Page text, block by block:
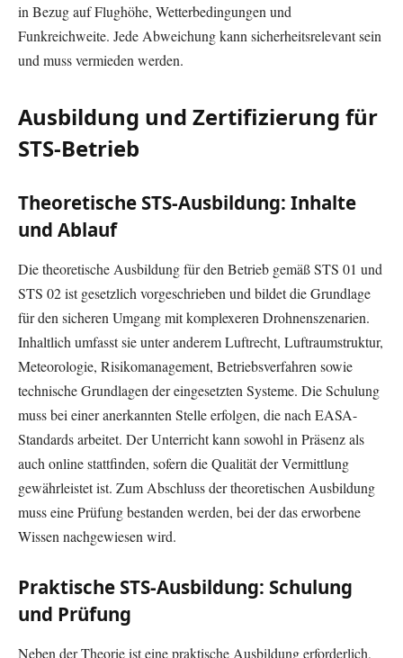
in Bezug auf Flughöhe, Wetterbedingungen und
Funkreichweite. Jede Abweichung kann sicherheitsrelevant sein
und muss vermieden werden.
Ausbildung und Zertifizierung für
STS-Betrieb
Theoretische STS-Ausbildung: Inhalte
und Ablauf
Die theoretische Ausbildung für den Betrieb gemäß STS 01 und
STS 02 ist gesetzlich vorgeschrieben und bildet die Grundlage
für den sicheren Umgang mit komplexeren Drohnenszenarien.
Inhaltlich umfasst sie unter anderem Luftrecht, Luftraumstruktur,
Meteorologie, Risikomanagement, Betriebsverfahren sowie
technische Grundlagen der eingesetzten Systeme. Die Schulung
muss bei einer anerkannten Stelle erfolgen, die nach EASA-
Standards arbeitet. Der Unterricht kann sowohl in Präsenz als
auch online stattfinden, sofern die Qualität der Vermittlung
gewährleistet ist. Zum Abschluss der theoretischen Ausbildung
muss eine Prüfung bestanden werden, bei der das erworbene
Wissen nachgewiesen wird.
Praktische STS-Ausbildung: Schulung
und Prüfung
Neben der Theorie ist eine praktische Ausbildung erforderlich,